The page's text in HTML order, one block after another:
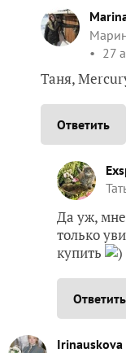
27
Таня,
Ответить
Да уж,
только
купить
)
Ответить
Irinauskova